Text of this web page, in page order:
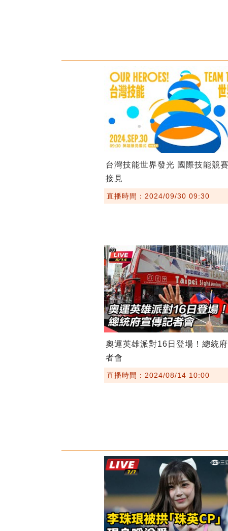
台灣技能世界發光 國際技能競
接見
直播時間：2024/09/30 09:30
奧運英雄派對16日登場！總統
者會
直播時間：2024/08/14 10:00